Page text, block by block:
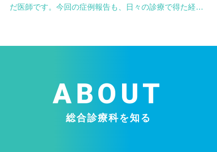
だ医師です。今回の症例報告も、日々の診療で得た経験
ABOUT
総合診療科を知る